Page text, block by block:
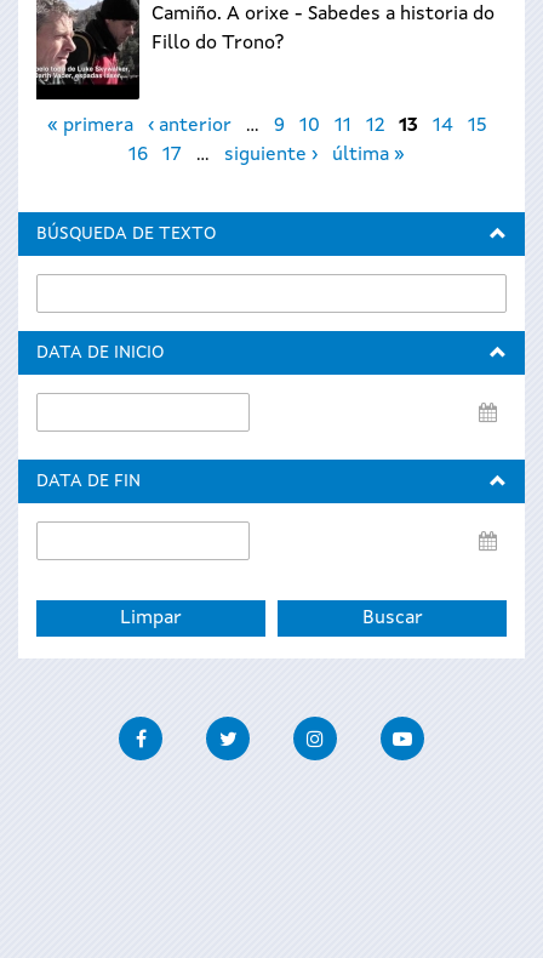
Camiño. A orixe - Sabedes a historia do
Fillo do Trono?
Páginas
« primera ‹ anterior … 9 10 11 12 13 14
15
16
17 … siguiente › última »
BÚSQUEDA DE TEXTO
DATA DE INICIO
de
DATA DE FIN
de
FacebookTwitter InstagramYoutube